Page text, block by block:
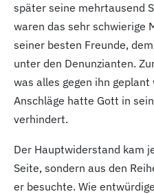
später seine mehrtausend
waren das sehr schwierige
seiner besten Freunde,
unter den Denunzianten.
was alles gegen ihn
Anschläge hatte Gott in
verhindert.
Der Hauptwiderstand kam
Seite, sondern aus den
er besuchte. Wie